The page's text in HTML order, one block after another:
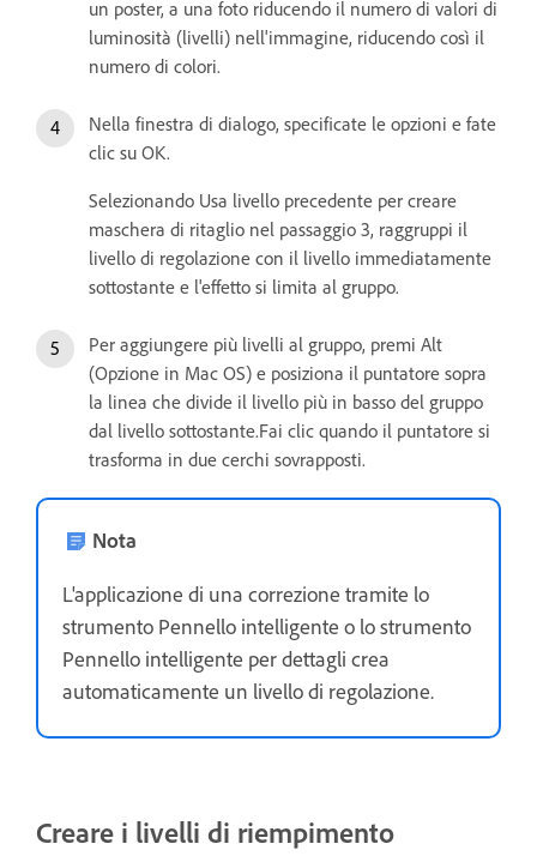
un poster, a una foto riducendo il numero di valori di
luminosità (livelli) nell'immagine, riducendo così il
numero di colori.
Nella finestra di dialogo, specificate le opzioni e fate
clic su OK.
Selezionando Usa livello precedente per creare
maschera di ritaglio nel passaggio 3, raggruppi il
livello di regolazione con il livello immediatamente
sottostante e l'effetto si limita al gruppo.
Per aggiungere più livelli al gruppo, premi Alt
(Opzione in Mac OS) e posiziona il puntatore sopra
la linea che divide il livello più in basso del gruppo
dal livello sottostante.Fai clic quando il puntatore si
trasforma in due cerchi sovrapposti.
Nota
L'applicazione di una correzione tramite lo
strumento Pennello intelligente o lo strumento
Pennello intelligente per dettagli crea
automaticamente un livello di regolazione.
Creare i livelli di riempimento